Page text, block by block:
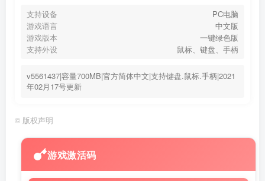
支持设备
PC电脑
游戏语言
中文版
游戏版本
一键绿色版
支持外设
鼠标、键盘、手柄
v5561437|容量700MB|官方简体中文|支持键盘.鼠标.手柄|2021
年02月17号更新
© 版权声明
游戏激活码